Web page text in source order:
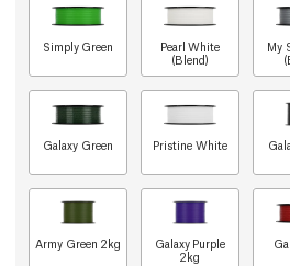
Simply Green
Pearl White
(Blend)
My
Galaxy Green Pristine White
Army Green 2kg
Galaxy Purple
2kg